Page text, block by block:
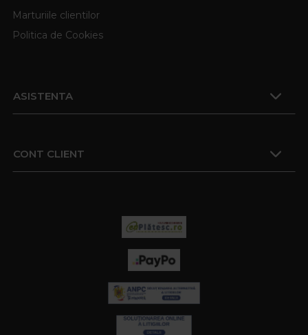
Marturiile clientilor
Politica de Cookies
ASISTENTA
CONT CLIENT